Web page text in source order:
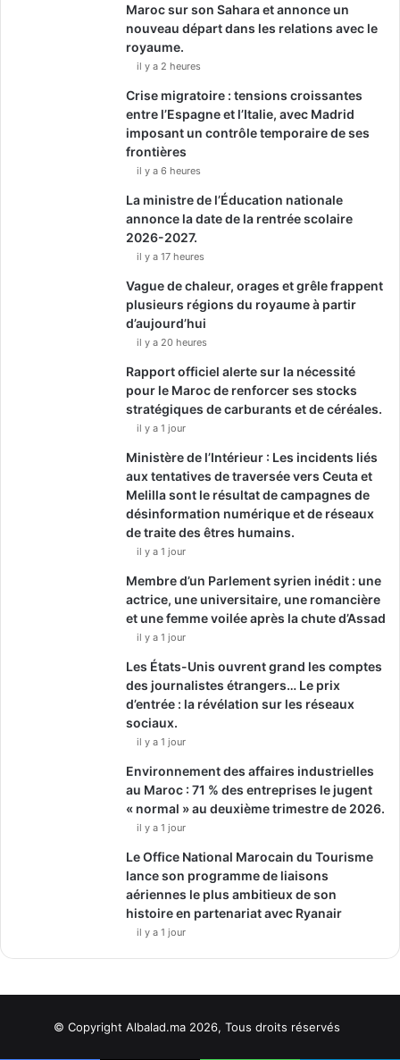
Maroc sur son Sahara et annonce un
nouveau départ dans les relations avec le
royaume.
il y a 2 heures
Crise migratoire : tensions croissantes
entre l’Espagne et l’Italie, avec Madrid
imposant un contrôle temporaire de ses
frontières
il y a 6 heures
La ministre de l’Éducation nationale
annonce la date de la rentrée scolaire
2026-2027.
il y a 17 heures
Vague de chaleur, orages et grêle frappent
plusieurs régions du royaume à partir
d’aujourd’hui
il y a 20 heures
Rapport officiel alerte sur la nécessité
pour le Maroc de renforcer ses stocks
stratégiques de carburants et de céréales.
il y a 1 jour
Ministère de l’Intérieur : Les incidents liés
aux tentatives de traversée vers Ceuta et
Melilla sont le résultat de campagnes de
désinformation numérique et de réseaux
de traite des êtres humains.
il y a 1 jour
Membre d’un Parlement syrien inédit : une
actrice, une universitaire, une romancière
et une femme voilée après la chute d’Assad
il y a 1 jour
Les États-Unis ouvrent grand les comptes
des journalistes étrangers… Le prix
d’entrée : la révélation sur les réseaux
sociaux.
il y a 1 jour
Environnement des affaires industrielles
au Maroc : 71 % des entreprises le jugent
« normal » au deuxième trimestre de 2026.
il y a 1 jour
Le Office National Marocain du Tourisme
lance son programme de liaisons
aériennes le plus ambitieux de son
histoire en partenariat avec Ryanair
il y a 1 jour
© Copyright Albalad.ma 2026, Tous droits réservés